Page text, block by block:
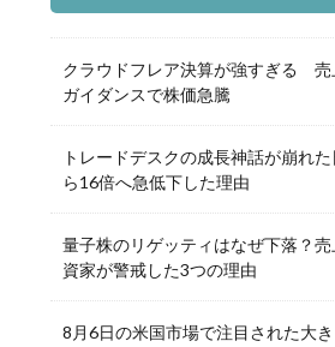
クラウドフレア決算が強すぎる 売
ガイダンスで株価急騰
トレードデスクの成長神話が崩れ
ら16倍へ急低下した理由
量子株のリゲッティはなぜ下落？
資家が警戒した3つの理由
8月6日の米国市場で注目された大